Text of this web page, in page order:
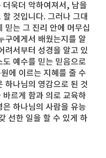
더욱더 악하여져서, 남을
것입니다. 그러나 그대
믿는 그 진리 안에 머무십
구에게서 배웠는지를 알
려서부터 성경을 알고 있
예수를 믿는 믿음으로
에 이르는 지혜를 줄 수
하나님의 영감으로 된 것
바르게 함과 의로 교육하
하나님의 사람을 유능
선한 일을 할 수 있게 하